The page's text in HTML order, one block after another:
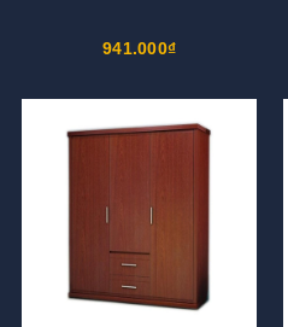
941.000₫